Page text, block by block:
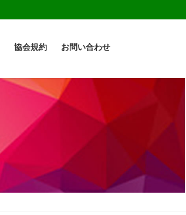
協会規約 お問い合わせ